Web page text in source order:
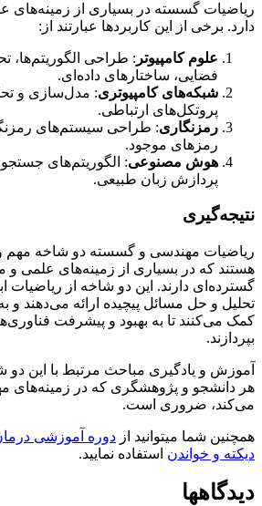
ریاضیات گسسته در بسیاری از زمینه‌های
دارد. برخی از این کاربردها عبارتند از:
علوم کامپیوتر : طراحی الگوریتم‌ها،
فضایی، ساختارهای داده‌ای.
شبکه‌های کامپیوتری: مدل‌سازی و
پروتکل‌های ارتباطی.
رمزنگاری: طراحی سیستم‌های
رمزهای موجود.
هوش مصنوعی: الگوریتم‌های
پردازش زبان طبیعی.
نتیجه‌گیری
ریاضیات مهندسی و گسسته دو شاخه مهم و
هستند که در بسیاری از زمینه‌های علمی و
گسترده‌ای دارند. این دو شاخه از ریاضیات
تحلیل و حل مسائل پیچیده ارائه می‌دهند و
کمک می‌کنند تا به بهبود و پیشرفت
بپردازند.
آموزش و یادگیری مباحث مرتبط با این دو
هر دانشجو و پژوهشگری که در زمینه‌های
می‌کند، ضروری است.
همچنین شما میتوانید از دوره آموزشی
دیکته و خواندن استفاده نمایید.
دیدگاهها